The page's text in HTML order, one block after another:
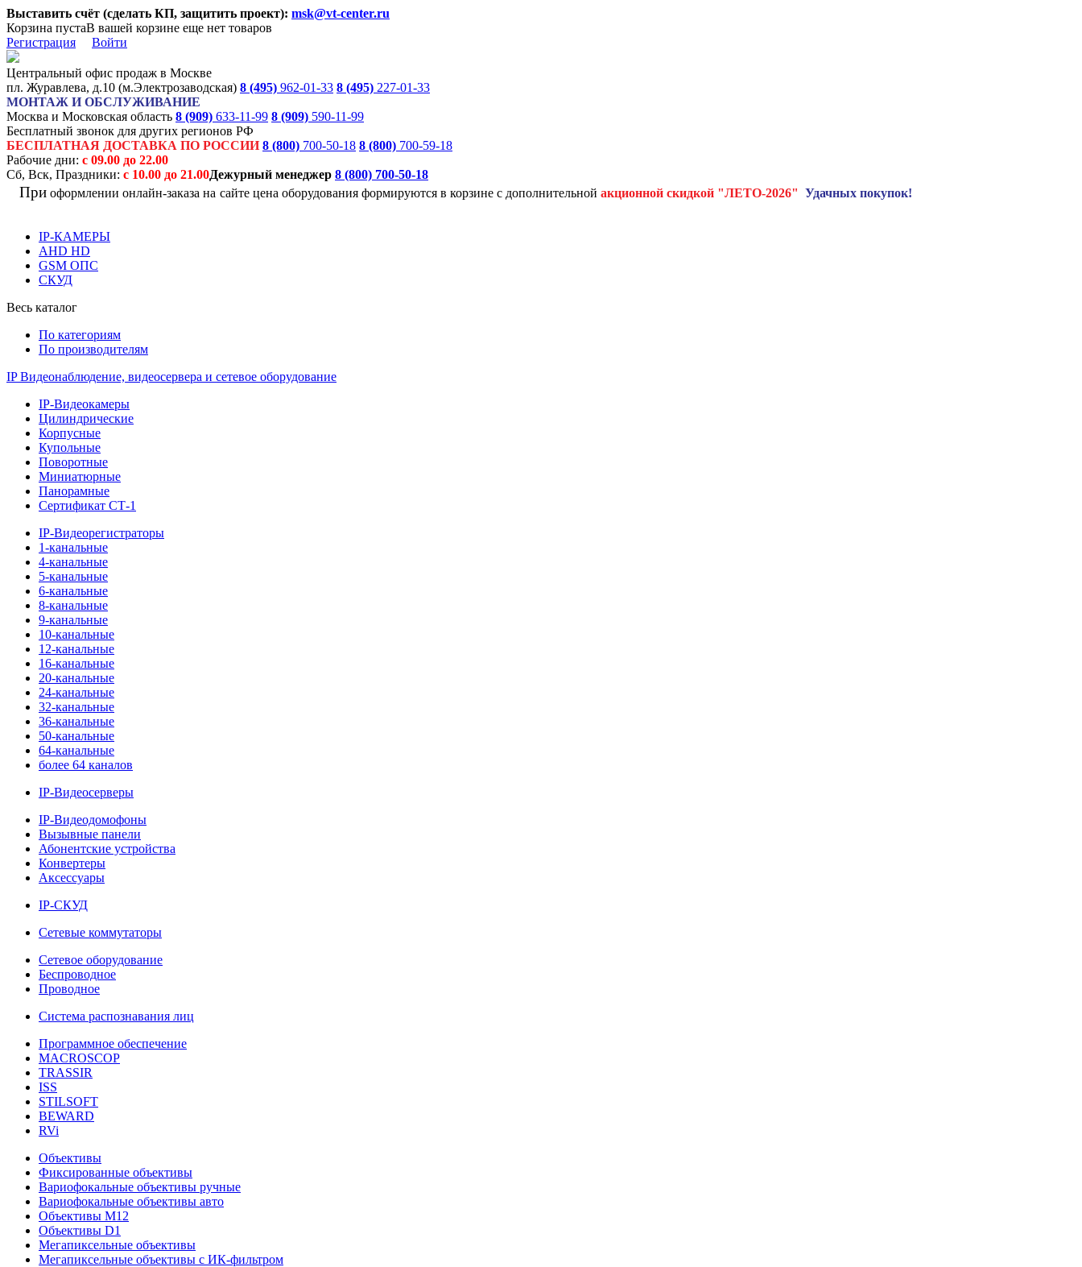
Выставить счёт (сделать КП, защитить проект): msk@vt-center.ru
Корзина пустаВ вашей корзине еще нет товаров
Регистрация
Войти
Центральный офис продаж в Москве
пл. Журавлева, д.10 (м.Электрозаводская) 8 (495) 962-01-33 8 (495) 227-01-33
МОНТАЖ И ОБСЛУЖИВАНИЕ
Москва и Московская область 8 (909) 633-11-99 8 (909) 590-11-99
Бесплатный звонок для других регионов РФ
БЕСПЛАТНАЯ ДОСТАВКА ПО РОССИИ 8 (800) 700-50-18 8 (800) 700-59-18
Рабочие дни: с 09.00 до 22.00
Сб, Вск, Праздники: с 10.00 до 21.00Дежурный менеджер 8 (800) 700-50-18
При оформлении онлайн-заказа на сайте цена оборудования формируются в корзине с дополнительной акционной скидкой "ЛЕТО-2026" Удачных покупок!
IP-КАМЕРЫ
AHD HD
GSM ОПС
СКУД
Весь каталог
По категориям
По производителям
IP Видеонаблюдение, видеосервера и сетевое оборудование
IP-Видеокамеры
Цилиндрические
Корпусные
Купольные
Поворотные
Миниатюрные
Панорамные
Сертификат СТ-1
IP-Видеорегистраторы
1-канальные
4-канальные
5-канальные
6-канальные
8-канальные
9-канальные
10-канальные
12-канальные
16-канальные
20-канальные
24-канальные
32-канальные
36-канальные
50-канальные
64-канальные
более 64 каналов
IP-Видеосерверы
IP-Видеодомофоны
Вызывные панели
Абонентские устройства
Конвертеры
Аксессуары
IP-СКУД
Сетевые коммутаторы
Сетевое оборудование
Беспроводное
Проводное
Система распознавания лиц
Программное обеспечение
MACROSCOP
TRASSIR
ISS
STILSOFT
BEWARD
RVi
Объективы
Фиксированные объективы
Вариофокальные объективы ручные
Вариофокальные объективы авто
Объективы М12
Объективы D1
Мегапиксельные объективы
Мегапиксельные объективы с ИК-фильтром